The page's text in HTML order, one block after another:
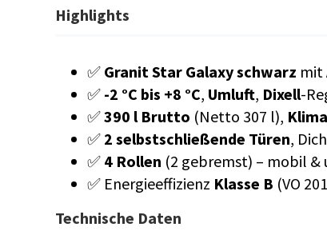
Highlights
✅ Granit Star Galaxy schwarz mit
✅ -2 °C bis +8 °C, Umluft, Dixell-
✅390 l Brutto (Netto 307 l),
✅ 2 selbstschließende Türen,
✅ 4 Rollen (2 gebremst) – mobil
✅ Energieeffizienz Klasse B (VO
Technische Daten